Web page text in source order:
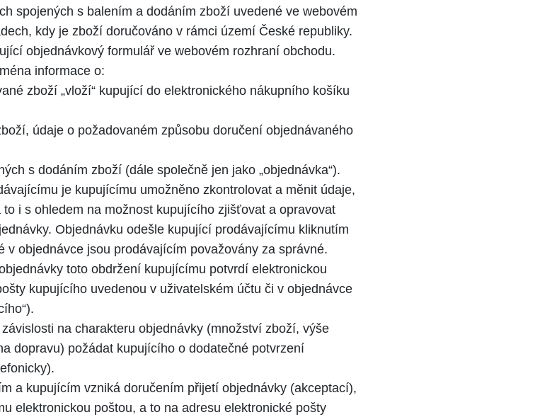
spojených s balením a dodáním zboží uvedené ve webovém
kdy je zboží doručováno v rámci území České republiky.
objednávkový formulář ve webovém rozhraní obchodu.
informace o:
zboží „vloží“ kupující do elektronického nákupního košíku
údaje o požadovaném způsobu doručení objednávaného
s dodáním zboží (dále společně jen jako „objednávka“).
je kupujícímu umožněno zkontrolovat a měnit údaje,
i s ohledem na možnost kupujícího zjišťovat a opravovat
Objednávku odešle kupující prodávajícímu kliknutím
v objednávce jsou prodávajícím považovány za správné.
toto obdržení kupujícímu potvrdí elektronickou
kupujícího uvedenou v uživatelském účtu či v objednávce
na charakteru objednávky (množství zboží, výše
dopravu) požádat kupujícího o dodatečné potvrzení
a kupujícím vzniká doručením přijetí objednávky (akceptací),
elektronickou poštou, a to na adresu elektronické pošty